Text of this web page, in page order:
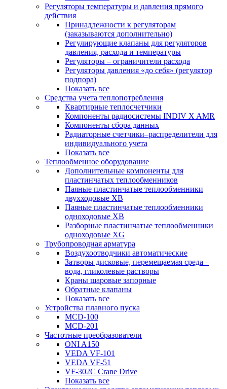
Регуляторы температуры и давления прямого
действия
Принадлежности к регуляторам
(заказываются дополнительно)
Регулирующие клапаны для регуляторов
давления, расхода и температуры
Регуляторы – ограничители расхода
Регуляторы давления «до себя» (регулятор
подпора)
Показать все
Средства учета теплопотребления
Квартирные теплосчетчики
Компоненты радиосистемы INDIV X AMR
Компоненты сбора данных
Радиаторные счетчики–распределители для
индивидуального учета
Показать все
Теплообменное оборудование
Дополнительные компоненты для
пластинчатых теплообменников
Паяные пластинчатые теплообменники
двухходовые XB
Паяные пластинчатые теплообменники
одноходовые ХВ
Разборные пластинчатые теплообменники
одноходовые ХG
Трубопроводная арматура
Воздухоотводчики автоматические
Затворы дисковые, перемещаемая среда –
вода, гликолевые растворы
Краны шаровые запорные
Обратные клапаны
Показать все
Устройства плавного пуска
MCD-100
MCD-201
Частотные преобразователи
ONI A150
VEDA VF-101
VEDA VF-51
VF-302C Crane Drive
Показать все